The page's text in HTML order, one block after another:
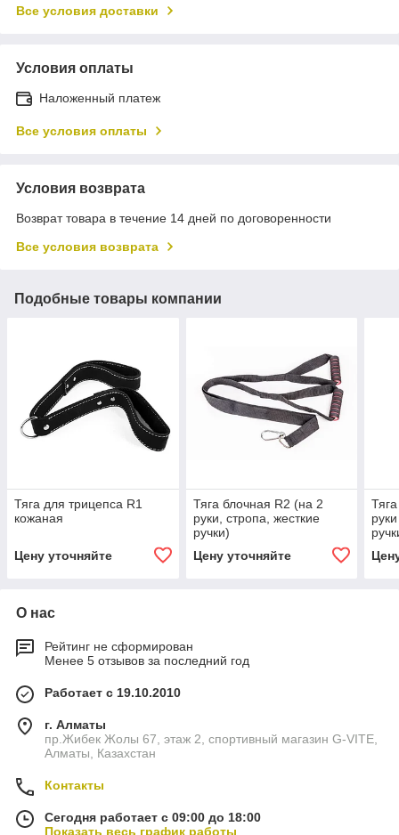
Все условия доставки
Условия оплаты
Наложенный платеж
Все условия оплаты
Условия возврата
Возврат товара в течение 14 дней по договоренности
Все условия возврата
Подобные товары компании
Тяга для трицепса R1
кожаная
Цену уточняйте
Тяга блочная R2 (на 2
руки, стропа, жесткие
ручки)
Цену уточняйте
О нас
Рейтинг не сформирован
Менее 5 отзывов за последний год
Работает с 19.10.2010
г. Алматы
пр.Жибек Жолы 67, этаж 2, спортивный магазин G-VITE,
Алматы, Казахстан
Контакты
Сегодня работает с 09:00 до 18:00
Показать весь график работы